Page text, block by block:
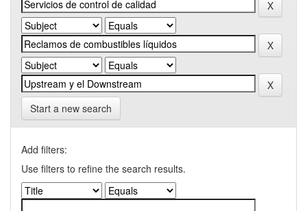
Start a new search
Add filters:
Use filters to refine the search results.